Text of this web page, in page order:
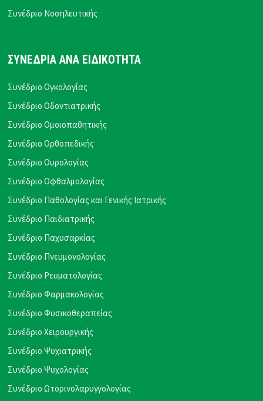
Συνέδριο Νοσηλευτικής
ΣΥΝΕΔΡΙΑ ΑΝΑ ΕΙΔΙΚΟΤΗΤΑ
Συνέδριο Ογκολογίας
Συνέδριο Οδοντιατρικής
Συνέδριο Ομοιοπαθητικής
Συνέδριο Ορθοπεδικής
Συνέδριο Ουρολογίας
Συνέδριο Οφθαλμολογίας
Συνέδριο Παθολογίας και Γενικής Ιατρικής
Συνέδριο Παιδιατρικής
Συνέδριο Παχυσαρκίας
Συνέδριο Πνευμονολογίας
Συνέδριο Ρευματολογίας
Συνέδριο Φαρμακολογίας
Συνέδριο Φυσικοθεραπείας
Συνέδριο Χειρουργικής
Συνέδριο Ψυχιατρικής
Συνέδριο Ψυχολογίας
Συνέδριο Ωτορινολαρυγγολογίας